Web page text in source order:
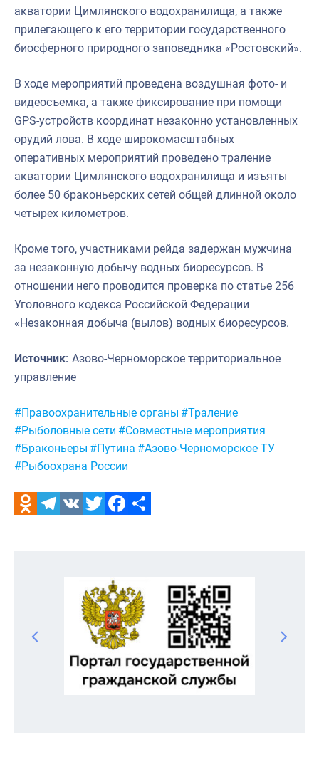
акватории Цимлянского водохранилища, а также
прилегающего к его территории государственного
биосферного природного заповедника «Ростовский».
В ходе мероприятий проведена воздушная фото- и
видеосъемка, а также фиксирование при помощи
GPS-устройств координат незаконно установленных
орудий лова. В ходе широкомасштабных
оперативных мероприятий проведено траление
акватории Цимлянского водохранилища и изъяты
более 50 браконьерских сетей общей длинной около
четырех километров.
Кроме того, участниками рейда задержан мужчина
за незаконную добычу водных биоресурсов. В
отношении него проводится проверка по статье 256
Уголовного кодекса Российской Федерации
«Незаконная добыча (вылов) водных биоресурсов.
Источник: Азово-Черноморское территориальное
управление
Метки:
#Правоохранительные органы #Траление
#Рыболовные сети #Совместные мероприятия
#Браконьеры #Путина #Азово-Черноморское ТУ
#Рыбоохрана России